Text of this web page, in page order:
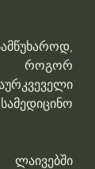
როგორ